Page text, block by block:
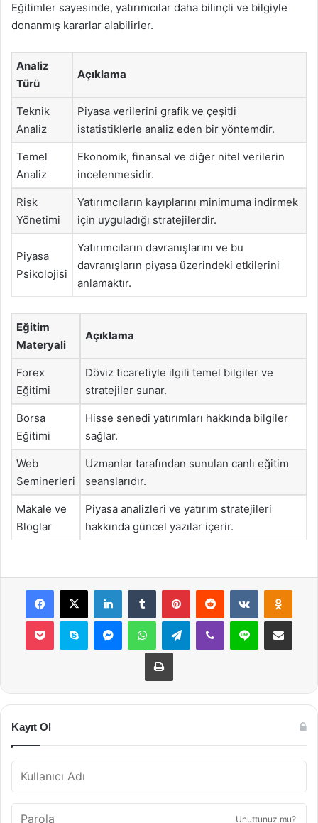
Eğitimler sayesinde, yatırımcılar daha bilinçli ve bilgiyle
donanmış kararlar alabilirler.
Analiz
Türü
Açıklama
Teknik
Analiz
Piyasa verilerini grafik ve çeşitli
istatistiklerle analiz eden bir yöntemdir.
Temel
Analiz
Ekonomik, finansal ve diğer nitel verilerin
incelenmesidir.
Risk
Yönetimi
Yatırımcıların kayıplarını minimuma indirmek
için uyguladığı stratejilerdir.
Piyasa
Psikolojisi
Yatırımcıların davranışlarını ve bu
davranışların piyasa üzerindeki etkilerini
anlamaktır.
Eğitim
Materyali
Açıklama
Forex
Eğitimi
Döviz ticaretiyle ilgili temel bilgiler ve
stratejiler sunar.
Borsa
Eğitimi
Hisse senedi yatırımları hakkında bilgiler
sağlar.
Web
Seminerleri
Uzmanlar tarafından sunulan canlı eğitim
seanslarıdır.
Makale ve
Bloglar
Piyasa analizleri ve yatırım stratejileri
hakkında güncel yazılar içerir.
Facebook
X LinkedInTumblr PinterestReddit VKontakte
Pocket Skype MessengerWhatsAppTelegramViber Line E-Posta ile
Yazdır
Kayıt Ol
Unuttunuz mu?